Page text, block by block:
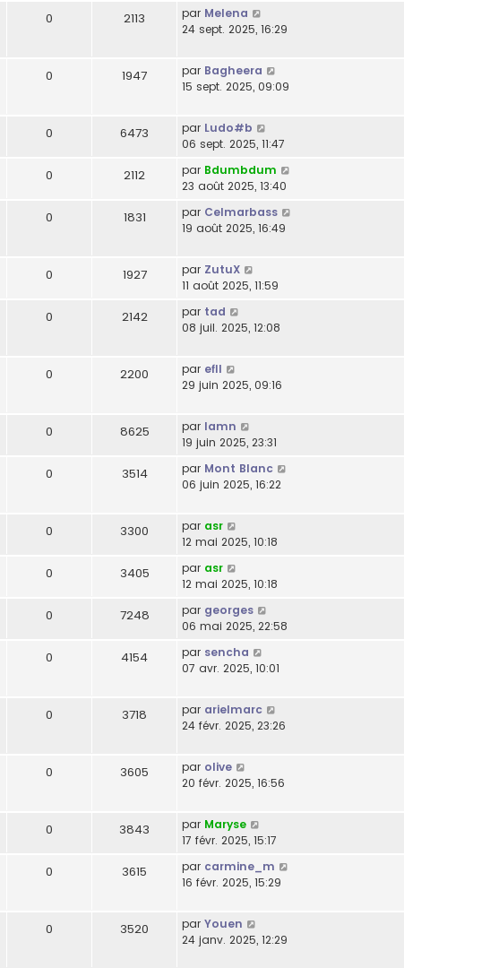
0 2113 par Melena
24 sept. 2025, 16:29
0 1947 par Bagheera
15 sept. 2025, 09:09
0 6473 par Ludo#b
06 sept. 2025, 11:47
0 2112 par Bdumbdum
23 août 2025, 13:40
0 1831 par Celmarbass
19 août 2025, 16:49
0 1927 par ZutuX
11 août 2025, 11:59
0 2142 par tad
08 juil. 2025, 12:08
0 2200 par efll
29 juin 2025, 09:16
0 8625 par lamn
19 juin 2025, 23:31
0 3514 par Mont Blanc
06 juin 2025, 16:22
0 3300 par asr
12 mai 2025, 10:18
0 3405 par asr
12 mai 2025, 10:18
0 7248 par georges
06 mai 2025, 22:58
0 4154 par sencha
07 avr. 2025, 10:01
0 3718 par arielmarc
24 févr. 2025, 23:26
0 3605 par olive
20 févr. 2025, 16:56
0 3843 par Maryse
17 févr. 2025, 15:17
0 3615 par carmine_m
16 févr. 2025, 15:29
0 3520 par Youen
24 janv. 2025, 12:29